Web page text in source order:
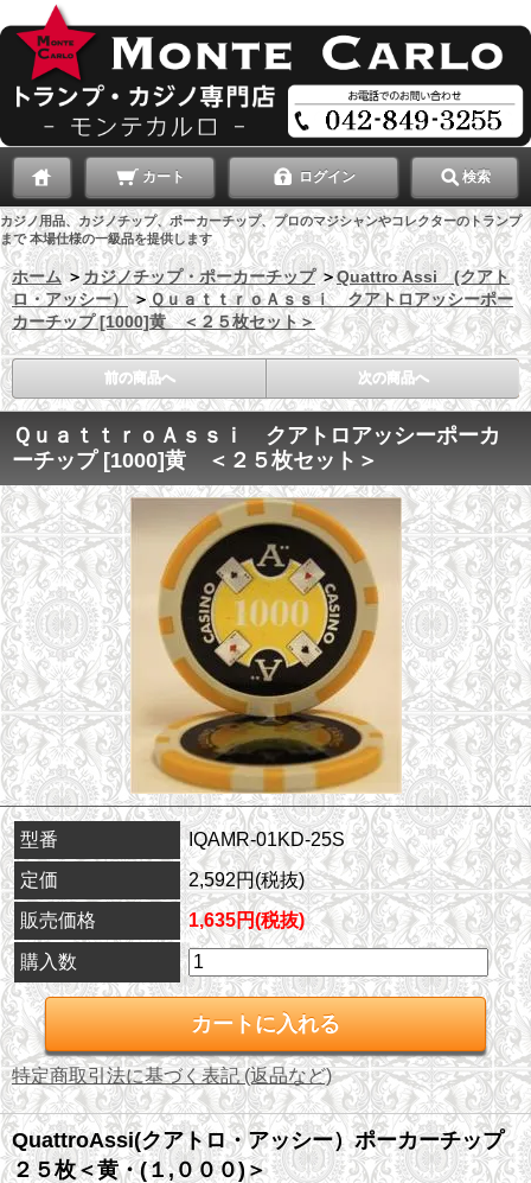
カート ログイン 検索
カジノ用品、カジノチップ、ポーカーチップ、プロのマジシャンやコレクターのトランプ
まで 本場仕様の一級品を提供します
ホーム ＞ カジノチップ・ポーカーチップ ＞Quattro Assi (クアト
ロ・アッシー） ＞ＱｕａｔｔｒｏＡｓｓｉ クアトロアッシーポー
カーチップ [1000]黄 ＜２５枚セット＞
前の商品へ 次の商品へ
ＱｕａｔｔｒｏＡｓｓｉ クアトロアッシーポーカ
ーチップ [1000]黄 ＜２５枚セット＞
型番
IQAMR-01KD-25S
定価
2,592円(税抜)
販売価格
1,635円(税抜)
購入数
特定商取引法に基づく表記 (返品など)
QuattroAssi(クアトロ・アッシー）ポーカーチップ
２５枚＜黄・(１,０００)＞